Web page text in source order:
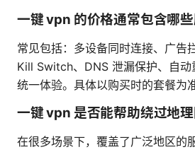
一键 vpn 的价格通常包含哪些
常见包括：多设备同时连接、广告
Kill Switch、DNS 泄漏保护、自动
统一体验。具体以购买时的套餐为准
一键 vpn 是否能帮助绕过地理
在很多场景下，覆盖了广泛地区的